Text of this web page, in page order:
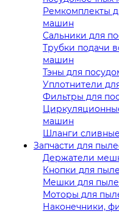
Ремкомплекты
машин
Сальники для
Трубки подачи
машин
Тэны для
Уплотнители
Фильтры для
машин
Шланги
Запчасти для
Держатели
Кнопки для
Мешки для
Моторы для
Наконечники,